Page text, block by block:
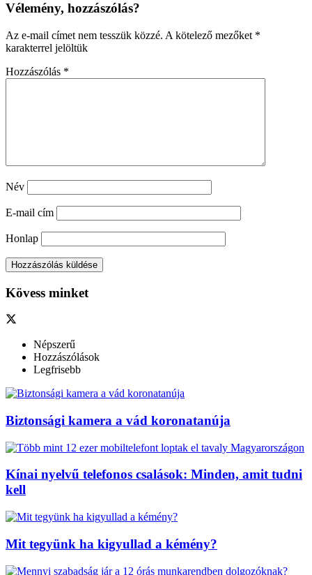
Vélemény, hozzászólás?
Az e-mail címet nem tesszük közzé. A kötelező mezőket *
karakterrel jelöltük
Hozzászólás *
Név
E-mail cím
Honlap
Kövess minket
Népszerű
Hozzászólások
Legfrisebb
Biztonsági kamera a vád koronatanúja
Kínai nyelvű telefonos csalások: Minden, amit tudni
kell
Mit tegyünk ha kigyullad a kémény?